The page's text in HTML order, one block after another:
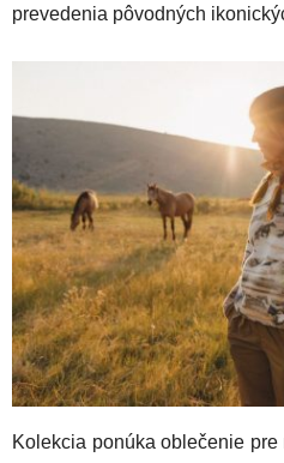
prevedenia pôvodných
Kolekcia ponúka oblečenie